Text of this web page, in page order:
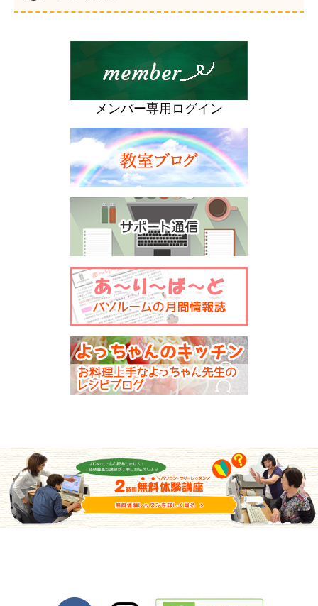
メンバー専用ログイン